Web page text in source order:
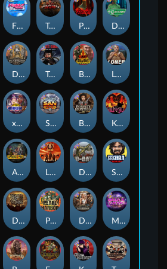
Kill Em All
Blood Diamond
Dead Men Walking
Tombstone Slaughter
Stockholm Syndrome
Apocalypse Super xNudge
Deadwood R.I.P Loner
xWays Hoarder 2 Bounty Hunters xNudge®
Flight Mode
Little Bighorn
San Quentin xWays
Possessed
Deadwood xNudge
Disturbed
Milky Ways
Pearl Harbor
True Grit Redemption
D Day